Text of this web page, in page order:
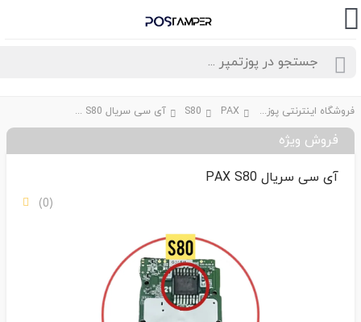
فروشگاه اینترنتی پوزتمپر PAX
S80 آی سی سریال PAX S80
فروش ویژه
آی سی سریال PAX S80